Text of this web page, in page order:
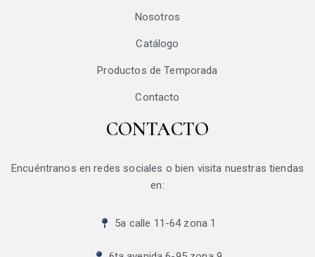
Nosotros
Catálogo
Productos de Temporada
Contacto
CONTACTO
Encuéntranos en redes sociales o bien visita nuestras tiendas
en:
5a calle 11-64 zona 1